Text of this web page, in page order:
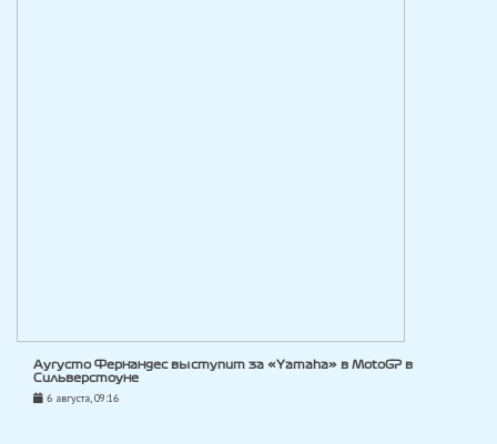
Аугусто Фернандес выступит за «Yamaha» в MotoGP в
Сильверстоуне
6 августа, 09:16